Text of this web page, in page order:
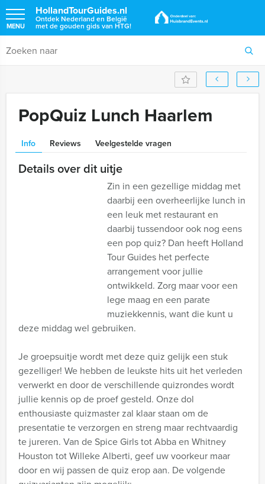
HollandTourGuides.nl
Ontdek Nederland en België
met de gouden gids van HTG!
MENU
PopQuiz Lunch Haarlem
Info Reviews Veelgestelde vragen
Details over dit uitje
Zin in een gezellige middag met
daarbij een overheerlijke lunch in
een leuk met restaurant en
daarbij tussendoor ook nog eens
een pop quiz? Dan heeft Holland
Tour Guides het perfecte
arrangement voor jullie
ontwikkeld. Zorg maar voor een
lege maag en een parate
muziekkennis, want die kunt u
deze middag wel gebruiken.
Je groepsuitje wordt met deze quiz gelijk een stuk
gezelliger! We hebben de leukste hits uit het verleden
verwerkt en door de verschillende quizrondes wordt
jullie kennis op de proef gesteld. Onze dol
enthousiaste quizmaster zal klaar staan om de
presentatie te verzorgen en streng maar rechtvaardig
te jureren. Van de Spice Girls tot Abba en Whitney
Houston tot Willeke Alberti, geef uw voorkeur maar
door en wij passen de quiz erop aan. De volgende